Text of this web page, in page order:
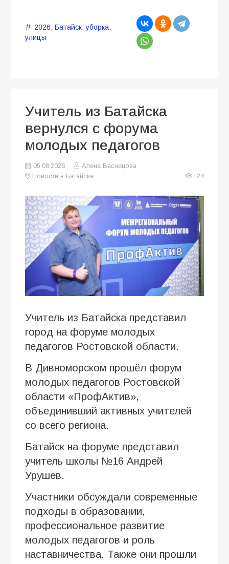
2026, Батайск,уборка,
улицы
Учитель из Батайска
вернулся с форума
молодых педагогов
05.08.2026
Алена Васнецова
Новости в Батайске
24
Учитель из Батайска представил
город на форуме молодых
педагогов Ростовской области.
В Дивноморском прошёл форум
молодых педагогов Ростовской
области «ПрофАктив»,
объединивший активных учителей
со всего региона.
Батайск на форуме представил
учитель школы №16 Андрей
Урушев.
Участники обсуждали современные
подходы в образовании,
профессиональное развитие
молодых педагогов и роль
наставничества. Также они прошли